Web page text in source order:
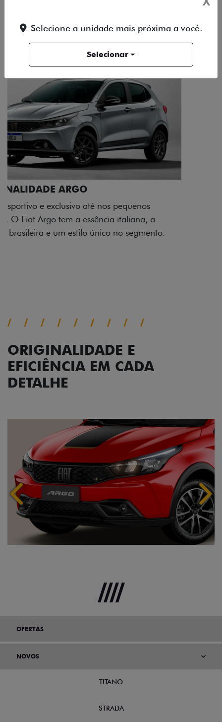
ACABAMENTO E DESIGN INTERNO
A flag italiana e o novo logo Fiat também aparecem
no interior do carro, que possui acabamento
impecável e detalhes escurecidos.
ORIGINALIDADE E
EFICIÊNCIA EM CADA
DETALHE
Anterior
OFERTAS
NOVOS
TITANO
STRADA
Selecione a unidade mais próxima a você.
Selecionar